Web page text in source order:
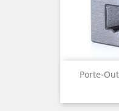
Porte-